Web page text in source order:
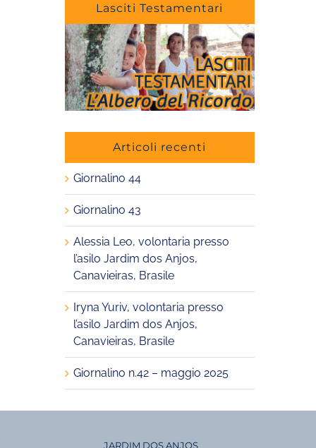
Lasciti Testamentari
Articoli recenti
Giornalino 44
Giornalino 43
Alessia Leo, volontaria presso
l’asilo Jardim dos Anjos,
Canavieiras, Brasile
Iryna Yuriv, volontaria presso
l’asilo Jardim dos Anjos,
Canavieiras, Brasile
Giornalino n.42 – maggio 2025
JARDIM DOS ANJOS